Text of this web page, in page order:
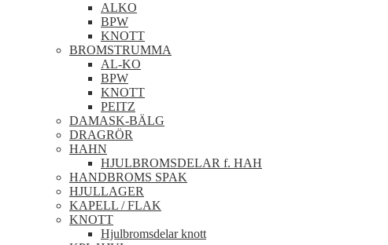
ALKO
BPW
KNOTT
BROMSTRUMMA
AL-KO
BPW
KNOTT
PEITZ
DAMASK-BÄLG
DRAGRÖR
HAHN
HJULBROMSDELAR f. HAH
HANDBROMS SPAK
HJULLAGER
KAPELL / FLAK
KNOTT
Hjulbromsdelar knott